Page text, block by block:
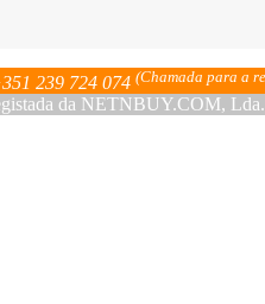
239 724 074 (Chamada para a
da NETNBUY.COM,